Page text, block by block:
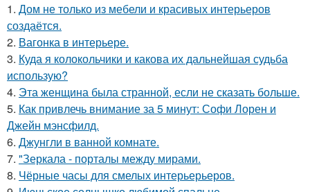
1. Дом не только из мебели и красивых интерьеров
создаётся.
2. Вагонка в интерьере.
3. Куда я колокольчики и какова их дальнейшая судьба
использую?
4. Эта женщина была странной, если не сказать больше.
5. Как привлечь внимание за 5 минут: Софи Лорен и
Джейн мэнсфилд.
6. Джунгли в ванной комнате.
7. "Зеркала - порталы между мирами.
8. Чёрные часы для смелых интерьерьеров.